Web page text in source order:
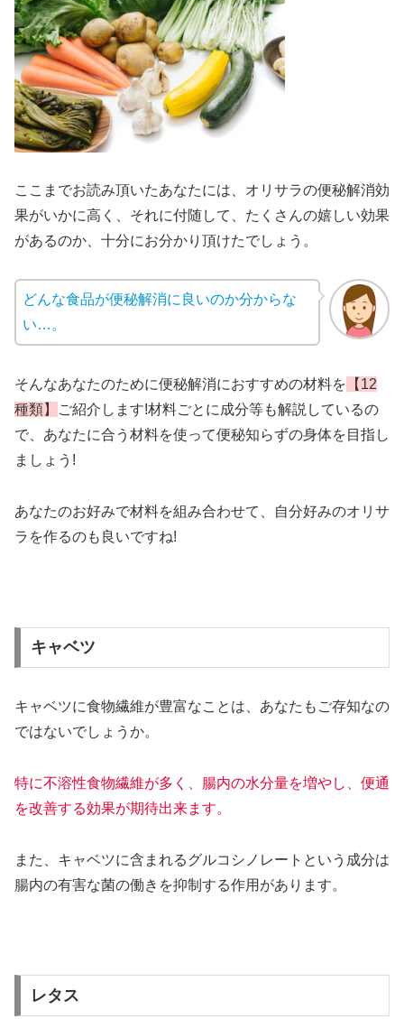
ここまでお読み頂いたあなたには、オリサラの便秘解消効
果がいかに高く、それに付随して、たくさんの嬉しい効果
があるのか、十分にお分かり頂けたでしょう。
どんな食品が便秘解消に良いのか分からな
い…。
そんなあなたのために便秘解消におすすめの材料を 【12
種類】
ご紹介します!材料ごとに成分等も解説しているの
で、あなたに合う材料を使って便秘知らずの身体を目指し
ましょう!
あなたのお好みで材料を組み合わせて、自分好みのオリサ
ラを作るのも良いですね!
キャベツ
キャベツに食物繊維が豊富なことは、あなたもご存知なの
ではないでしょうか。
特に不溶性食物繊維が多く、腸内の水分量を増やし、便通
を改善する効果が期待出来ます。
また、キャベツに含まれるグルコシノレートという成分は
腸内の有害な菌の働きを抑制する作用があります。
レタス